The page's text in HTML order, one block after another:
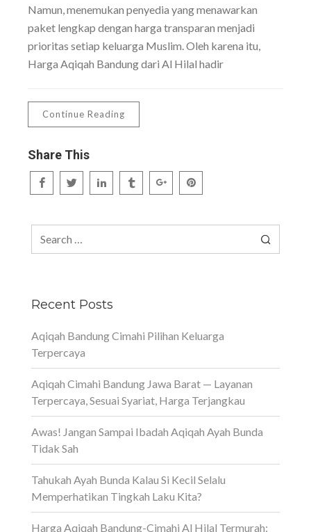
Namun, menemukan penyedia yang menawarkan
paket lengkap dengan harga transparan menjadi
prioritas setiap keluarga Muslim. Oleh karena itu,
Harga Aqiqah Bandung dari Al Hilal hadir
Continue Reading
Share This
Recent Posts
Aqiqah Bandung Cimahi Pilihan Keluarga
Terpercaya
Aqiqah Cimahi Bandung Jawa Barat — Layanan
Terpercaya, Sesuai Syariat, Harga Terjangkau
Awas! Jangan Sampai Ibadah Aqiqah Ayah Bunda
Tidak Sah
Tahukah Ayah Bunda Kalau Si Kecil Selalu
Memperhatikan Tingkah Laku Kita?
Harga Aqiqah Bandung-Cimahi Al Hilal Termurah: